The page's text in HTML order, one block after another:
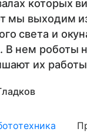
которых
мы выходим
света и
В нем роботы
их